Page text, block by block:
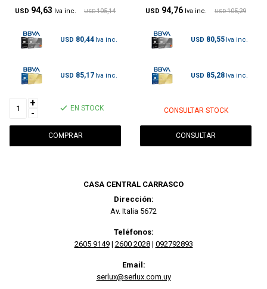
USD 94,63 USD 105,14
USD 80,44
USD 85,17
+
-
EN STOCK
USD 94,76 USD 105,29
USD 80,55
USD 85,28
CONSULTAR STOCK
CONSULTAR
CASA CENTRAL CARRASCO
Dirección:
Av. Italia 5672
Teléfonos:
2605 9149| 2600 2028| 092792893
Email:
serlux@serlux.com.uy